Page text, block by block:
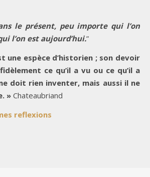
le présent, peu importe qui l’on
l’on est aujourd’hui.”
une espèce d’historien ; son devoir
ce qu’il a vu ou ce qu’il a
doit rien inventer, mais aussi il ne
» Chateaubriand
reflexions